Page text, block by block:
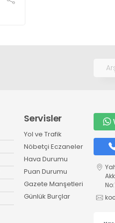
Servisler
Yol ve Trafik
Nöbetçi Eczaneler
Hava Durumu
Puan Durumu
Gazete Manşetleri
Günlük Burçlar